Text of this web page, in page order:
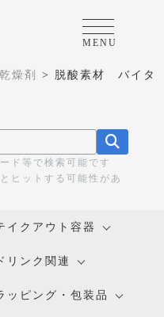
MENU
燥剤 > 脱酸素材 バイタ
ド等で検索可能です
ヒットする可能性があ
イクアウト容器
ドリンク関連
ッピング・包装品